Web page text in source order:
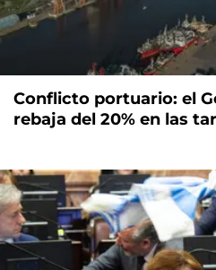
Conflicto portuario: el
rebaja del 20% en las